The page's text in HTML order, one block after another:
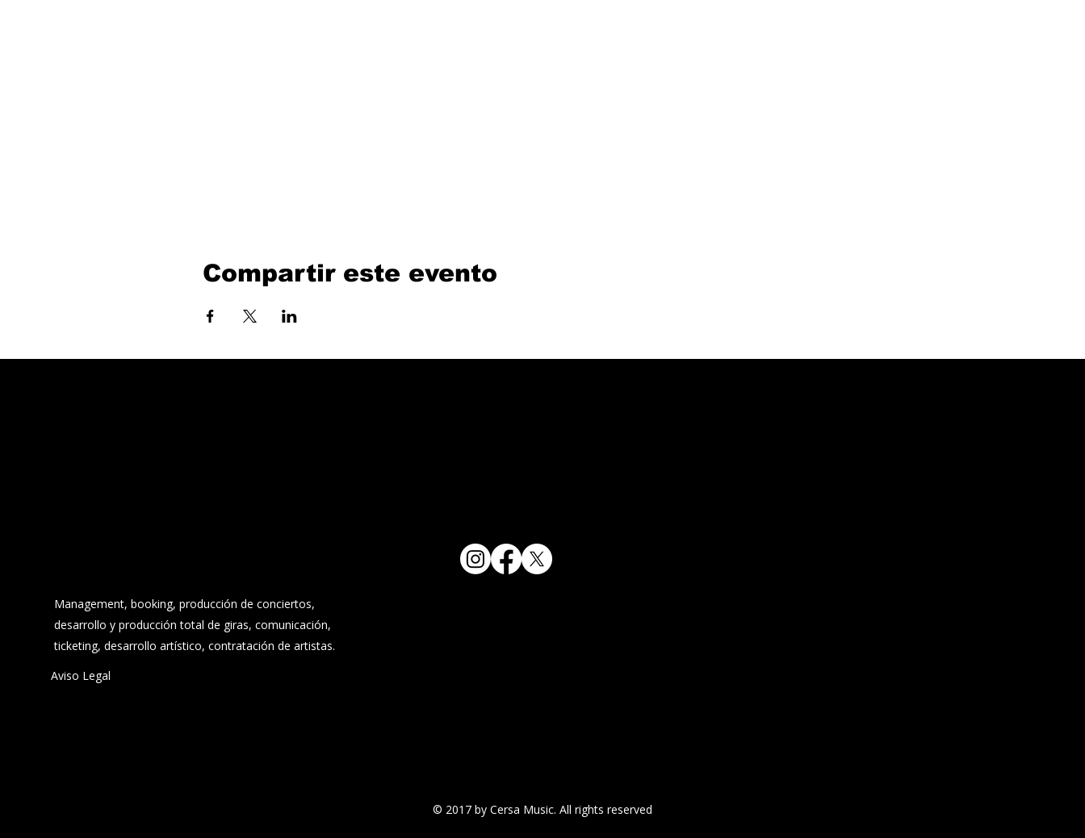
Compartir este evento
Management, booking, producción de conciertos,
desarrollo y producción total de giras, comunicación,
ticketing, desarrollo artístico, contratación de artistas.
Aviso Legal
© 2017 by Cersa Music. All rights reserved